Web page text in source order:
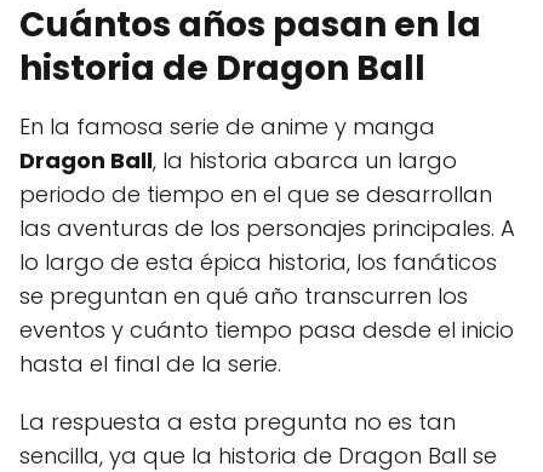
Cuántos años pasan en la
historia de Dragon Ball
En la famosa serie de anime y manga
Dragon Ball, la historia abarca un largo
periodo de tiempo en el que se desarrollan
las aventuras de los personajes principales. A
lo largo de esta épica historia, los fanáticos
se preguntan en qué año transcurren los
eventos y cuánto tiempo pasa desde el inicio
hasta el final de la serie.
La respuesta a esta pregunta no es tan
sencilla, ya que la historia de Dragon Ball se